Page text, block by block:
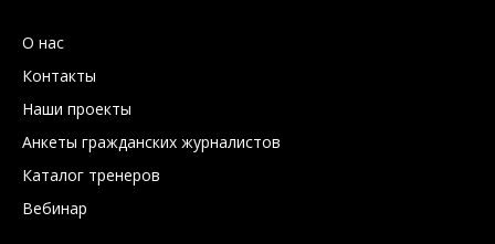
О нас
Контакты
Наши проекты
Анкеты гражданских журналистов
Каталог тренеров
Вебинар